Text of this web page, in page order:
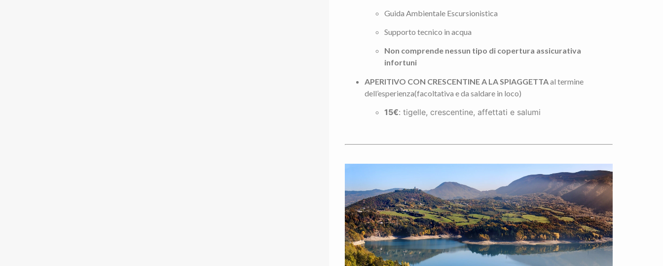
Guida Ambientale Escursionistica
Supporto tecnico in acqua
Non comprende nessun tipo di copertura assicurativa
infortuni
APERITIVO CON CRESCENTINE A LA SPIAGGETTAal termine
dell’esperienza(facoltativa e da saldare in loco)
15€: tigelle, crescentine, affettati e salumi